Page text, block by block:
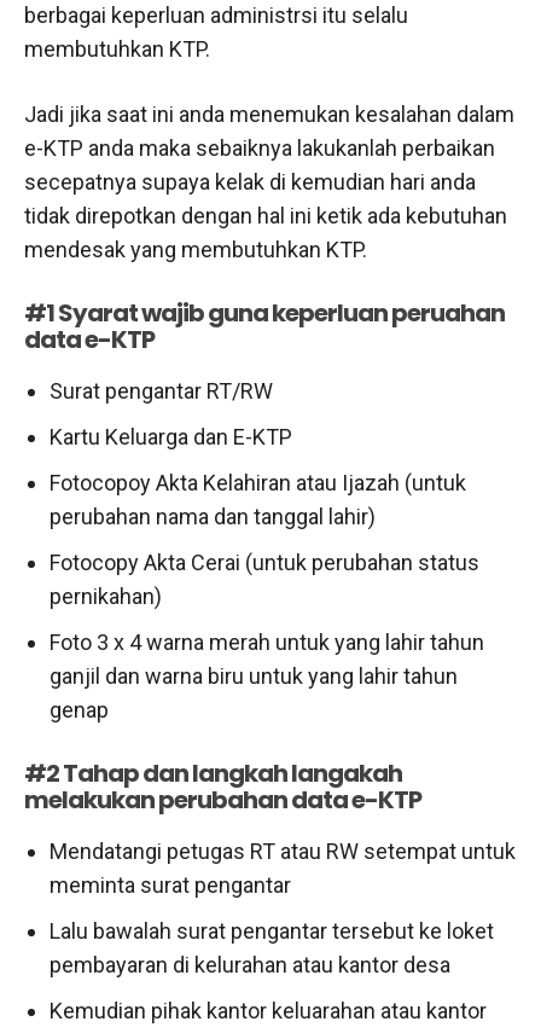
berbagai keperluan administrsi itu selalu
membutuhkan KTP.
Jadi jika saat ini anda menemukan kesalahan dalam
e-KTP anda maka sebaiknya lakukanlah perbaikan
secepatnya supaya kelak di kemudian hari anda
tidak direpotkan dengan hal ini ketik ada kebutuhan
mendesak yang membutuhkan KTP.
#1 Syarat wajib guna keperluan peruahan
data e-KTP
Surat pengantar RT/RW
Kartu Keluarga dan E-KTP
Fotocopoy Akta Kelahiran atau Ijazah (untuk
perubahan nama dan tanggal lahir)
Fotocopy Akta Cerai (untuk perubahan status
pernikahan)
Foto 3 x 4 warna merah untuk yang lahir tahun
ganjil dan warna biru untuk yang lahir tahun
genap
#2 Tahap dan langkah langakah
melakukan perubahan data e-KTP
Mendatangi petugas RT atau RW setempat untuk
meminta surat pengantar
Lalu bawalah surat pengantar tersebut ke loket
pembayaran di kelurahan atau kantor desa
Kemudian pihak kantor keluarahan atau kantor